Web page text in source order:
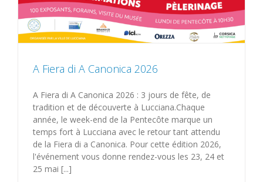
A Fiera di A Canonica 2026
A Fiera di A Canonica 2026 : 3 jours de fête, de
tradition et de découverte à Lucciana.Chaque
année, le week-end de la Pentecôte marque un
temps fort à Lucciana avec le retour tant attendu
de la Fiera di a Canonica. Pour cette édition 2026,
l'événement vous donne rendez-vous les 23, 24 et
25 mai [...]